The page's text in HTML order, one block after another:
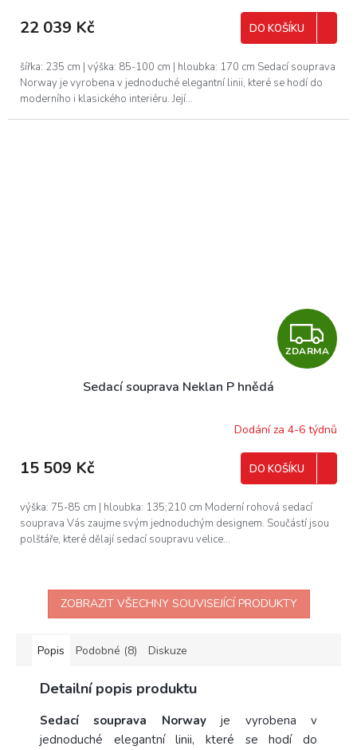
A
22 039 Kč DO KOŠÍKU
šířka: 235 cm | výška: 85-100 cm | hloubka: 170 cm Sedací souprava
Norway je vyrobena v jednoduché elegantní linii, které se hodí do
moderního i klasického interiéru. Její...
Z
D
R
ZDARMA
Sedací souprava Neklan P hnědá
Dodání za 4-6 týdnů
15 509 Kč DO KOŠÍKU
výška: 75-85 cm | hloubka: 135;210 cm Moderní rohová sedací
souprava Vás zaujme svým jednoduchým designem. Součástí jsou
polštáře, které dělají sedací soupravu velice...
ZOBRAZIT VŠECHNY SOUVISEJÍCÍ PRODUKTY
Popis Podobné (8) Diskuze
Detailní popis produktu
Sedací souprava Norwayje
vyrobena v
jednoduché elegantní linii, které se hodí do